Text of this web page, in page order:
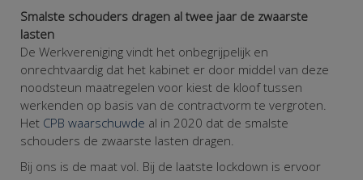
Smalste schouders dragen al twee jaar de zwaarste
lasten
De Werkvereniging vindt het onbegrijpelijk en
onrechtvaardig dat het kabinet er door middel van deze
noodsteun maatregelen voor kiest de kloof tussen
werkenden op basis van de contractvorm te vergroten.
Het CPB waarschuwde al in 2020 dat de smalste
schouders de zwaarste lasten dragen.
Bij ons is de maat vol. Bij de laatste lockdown is ervoor